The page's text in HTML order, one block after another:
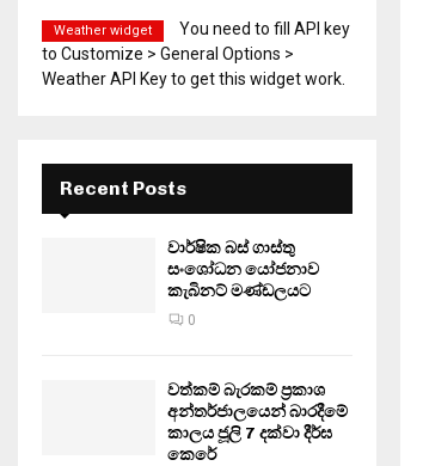
Weather widget
You need to fill API key
to Customize > General Options >
Weather API Key to get this widget work.
Recent Posts
වාර්ෂික බස් ගාස්තු
සංශෝධන යෝජනාව
කැබිනට් මණ්ඩලයට
0
වත්කම් බැරකම් ප්‍රකාශ
අන්තර්ජාලයෙන් බාරදීමේ
කාලය ජූලි 7 දක්වා දීර්ඝ
කෙරේ